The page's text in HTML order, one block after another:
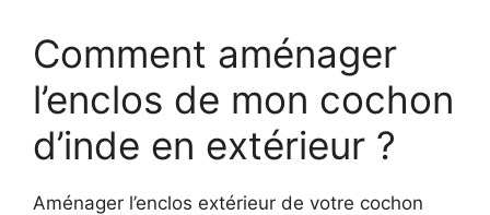
Comment aménager
l’enclos de mon cochon
d’inde en extérieur ?
Aménager l’enclos extérieur de votre cochon